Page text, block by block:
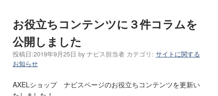
お役立ちコンテンツに３件コラムを
公開しました
投稿日:2019年9月25日 by ナビス担当者 カテゴリ: サイトに関する
お知らせ
AXELショップ ナビスページのお役立ちコンテンツを更新い